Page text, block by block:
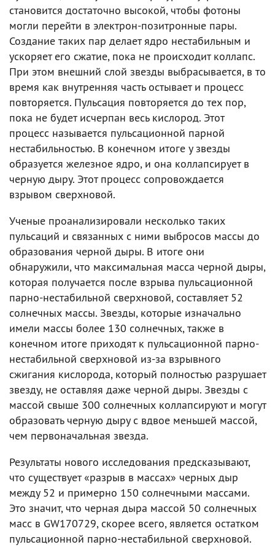
становится достаточно высокой, чтобы фотоны
могли перейти в электрон-позитронные пары.
Создание таких пар делает ядро нестабильным и
ускоряет его сжатие, пока не происходит коллапс.
При этом внешний слой звезды выбрасывается, в то
время как внутренняя часть остывает и процесс
повторяется. Пульсация повторяется до тех пор,
пока не будет исчерпан весь кислород. Этот
процесс называется пульсационной парной
нестабильностью. В конечном итоге у звезды
образуется железное ядро, и она коллапсирует в
черную дыру. Этот процесс сопровождается
взрывом сверхновой.
Ученые проанализировали несколько таких
пульсаций и связанных с ними выбросов массы до
образования черной дыры. В итоге они
обнаружили, что максимальная масса черной дыры,
которая получается после взрыва пульсационной
парно-нестабильной сверхновой, составляет 52
солнечных массы. Звезды, которые изначально
имели массы более 130 солнечных, также в
конечном итоге приходят к пульсационной парно-
нестабильной сверхновой из-за взрывного
сжигания кислорода, который полностью разрушает
звезду, не оставляя даже черной дыры. Звезды с
массой свыше 300 солнечных коллапсируют и могут
образовать черную дыру с вдвое меньшей массой,
чем первоначальная звезда.
Результаты нового исследования предсказывают,
что существует «разрыв в массах» черных дыр
между 52 и примерно 150 солнечными массами.
Это значит, что черная дыра массой 50 солнечных
масс в GW170729, скорее всего, является остатком
пульсационной парно-нестабильной сверхновой.